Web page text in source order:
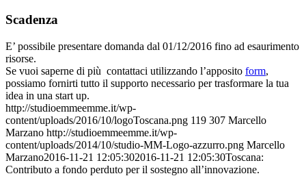
Scadenza
E’ possibile presentare domanda dal 01/12/2016 fino ad esaurimento
risorse.
Se vuoi saperne di più contattaci utilizzando l’apposito form,
possiamo fornirti tutto il supporto necessario per trasformare la tua
idea in una start up.
http://studioemmeemme.it/wp-
content/uploads/2016/10/logoToscana.png 119 307 Marcello
Marzano http://studioemmeemme.it/wp-
content/uploads/2014/10/studio-MM-Logo-azzurro.png Marcello
Marzano2016-11-21 12:05:302016-11-21 12:05:30Toscana:
Contributo a fondo perduto per il sostegno all’innovazione.